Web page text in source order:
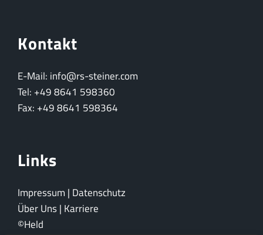
Kontakt
E-Mail: info@rs-steiner.com
Tel: +49 8641 598360
Fax: +49 8641 598364
Links
Impressum | Datenschutz
Über Uns| Karriere
©Held